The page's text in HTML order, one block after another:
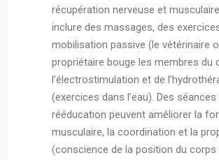
récupération nerveuse et
inclure des massages, des
mobilisation passive (le vétérinaire
propriétaire bouge les membres du
l’électrostimulation et de
(exercices dans l’eau). Des
rééducation peuvent améliorer la
musculaire, la coordination et la
(conscience de la position du corps